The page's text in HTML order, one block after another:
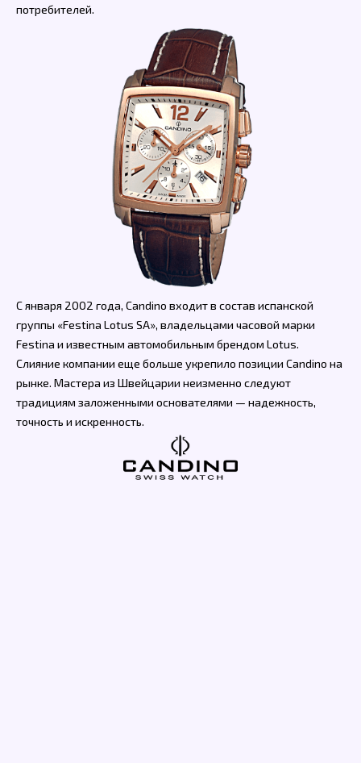
потребителей.
С января 2002 года, Candino входит в состав испанской
группы «Festina Lotus SA», владельцами часовой марки
Festina и известным автомобильным брендом Lotus.
Слияние компании еще больше укрепило позиции Candino на
рынке. Мастера из Швейцарии неизменно следуют
традициям заложенными основателями — надежность,
точность и искренность.